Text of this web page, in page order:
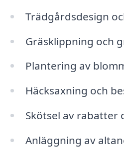
Trädgårdsdesign
Gräsklippning och
Plantering av
Häcksaxning och
Skötsel av rabatter
Anläggning av